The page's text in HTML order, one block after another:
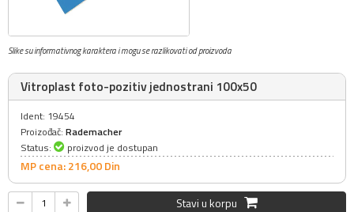
Slike su informativnog karaktera i mogu se razlikovati od proizvoda
Vitroplast foto-pozitiv jednostrani 100x50
Ident: 19454
Proizođač: Rademacher
Status:
proizvod je dostupan
MP cena: 216,00Din
Stavi u korpu